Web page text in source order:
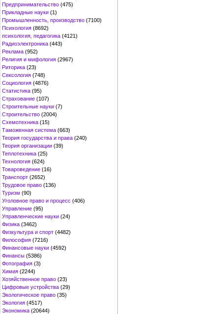
Предпринимательство (475)
Прикладные науки (1)
Промышленность, производство (7100)
Психология (8692)
психология, педагогика (4121)
Радиоэлектроника (443)
Реклама (952)
Религия и мифология (2967)
Риторика (23)
Сексология (748)
Социология (4876)
Статистика (95)
Страхование (107)
Строительные науки (7)
Строительство (2004)
Схемотехника (15)
Таможенная система (663)
Теория государства и права (240)
Теория организации (39)
Теплотехника (25)
Технология (624)
Товароведение (16)
Транспорт (2652)
Трудовое право (136)
Туризм (90)
Уголовное право и процесс (406)
Управление (95)
Управленческие науки (24)
Физика (3462)
Физкультура и спорт (4482)
Философия (7216)
Финансовые науки (4592)
Финансы (5386)
Фотография (3)
Химия (2244)
Хозяйственное право (23)
Цифровые устройства (29)
Экологическое право (35)
Экология (4517)
Экономика (20644)